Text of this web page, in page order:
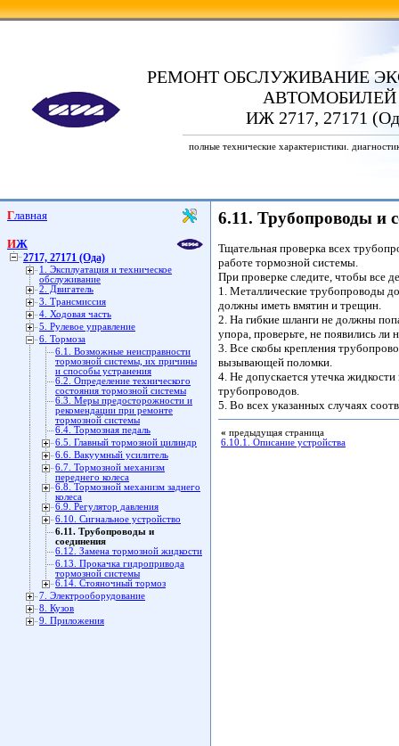
РЕМОНТ ОБСЛУЖИВАНИЕ
АВТОМОБИЛЕЙ
ИЖ 2717, 27171
полные технические характеристики.
Главная
ИЖ
2717, 27171 (Ода)
1. Эксплуатация и техническое
обслуживание
2. Двигатель
3. Трансмиссия
4. Ходовая часть
5. Рулевое управление
6. Тормоза
6.1. Возможные неисправности
тормозной системы, их причины
и способы устранения
6.2. Определение технического
состояния тормозной системы
6.3. Меры предосторожности и
рекомендации при ремонте
тормозной системы
6.4. Тормозная педаль
6.5. Главный тормозной цилиндр
6.6. Вакуумный усилитель
6.7. Тормозной механизм
переднего колеса
6.8. Тормозной механизм заднего
колеса
6.9. Регулятор давления
6.10. Сигнальное устройство
6.11. Трубопроводы и
соединения
6.12. Замена тормозной жидкости
6.13. Прокачка гидропривода
тормозной системы
6.14. Стояночный тормоз
7. Электрооборудование
8. Кузов
9. Приложения
6.11. Трубопроводы и
Тщательная проверка всех
работе тормозной системы.
При проверке следите, чтобы все
1. Металлические трубопроводы
должны иметь вмятин и трещин.
2. На гибкие шланги не должны
упора, проверьте, не появились ли
3. Все скобы крепления
вызывающей поломки.
4. Не допускается утечка
трубопроводов.
5. Во всех указанных случаях
« предыдущая страница
6.10.1. Описание устройства